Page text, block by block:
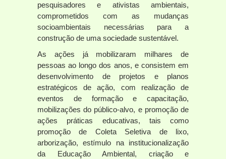
pesquisadores e ativistas ambientais,
comprometidos com as mudanças
socioambientais necessárias para a
construção de uma sociedade sustentável.
As ações já mobilizaram milhares de
pessoas ao longo dos anos, e consistem em
desenvolvimento de projetos e planos
estratégicos de ação, com realização de
eventos de formação e capacitação,
mobilizações do público-alvo, e promoção de
ações práticas educativas, tais como
promoção de Coleta Seletiva de lixo,
arborização, estímulo na institucionalização
da Educação Ambiental, criação e